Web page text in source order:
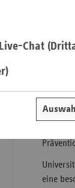
Chat
„Der
eine